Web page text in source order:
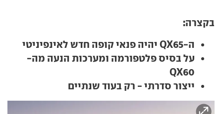
בקצרה:
ה-QX65 יהיה פנאי קופה חדש לאינפיניטי
על בסיס פלטפורמה ומערכות הנעה מה-
QX60
ייצור סדרתי - רק בעוד שנתיים